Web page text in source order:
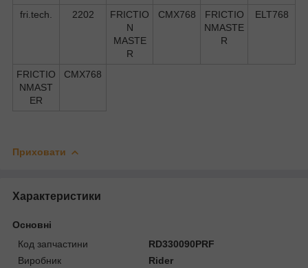
fri.tech.
2202
FRICTIO
N
MASTE
R
CMX768
FRICTIO
NMASTE
R
ELT768
FRICTIO
NMAST
ER
CMX768
Приховати
Характеристики
Основні
Код запчастини
RD330090PRF
Виробник
Rider